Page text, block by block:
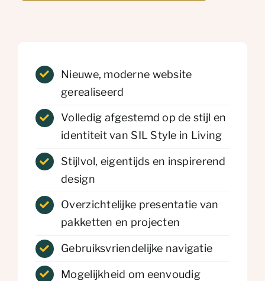
Nieuwe, moderne website
gerealiseerd
Volledig afgestemd op de stijl en
identiteit van SIL Style in Living
Stijlvol, eigentijds en inspirerend
design
Overzichtelijke presentatie van
pakketten en projecten
Gebruiksvriendelijke navigatie
Mogelijkheid om eenvoudig